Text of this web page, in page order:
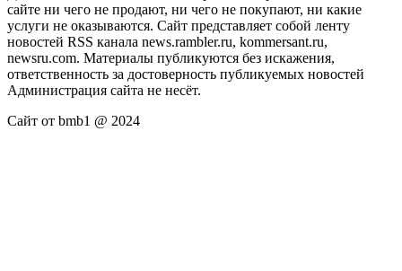
сайте ни чего не продают, ни чего не покупают, ни какие
услуги не оказываются. Сайт представляет собой ленту
новостей RSS канала news.rambler.ru, kommersant.ru,
newsru.com. Материалы публикуются без искажения,
ответственность за достоверность публикуемых новостей
Администрация сайта не несёт.
Сайт от bmb1 @ 2024